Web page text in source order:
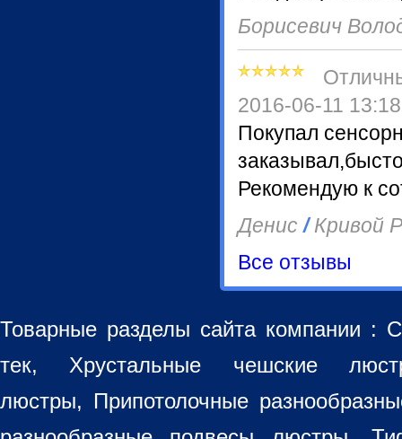
Борисевич
2016-06-11 13:18
Покупал
Рекомендую к
Денис/Кривой
Все отзывы
Товарные разделы сайта компании :
тек, Хрустальные чешские
люстры, Припотолочные